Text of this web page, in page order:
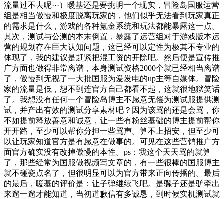
流量过不去呢···）暖基还是要挑明一个现实，冒险岛国服运营
组是相当傲慢和极度脱离玩家的，他们似乎无法看到玩家真正
的需求是什么，游戏的各种氪金系统和玩法都能暴露这一点。
其次，测试与公测的本末倒置，暴露了运营组对于游戏版本运
营的规划存在巨大认知问题，这已经可以定性为极其不专业的
体现了，我的建议是赶紧把混工资的开除吧。然后便是宣传推
广方面也做得非常离谱，本身测试资格2000个就已经相当离谱
了，傲慢到无视了一大批国服为爱发电的up主等自媒体。冒险
家的流量是低，想不到连官方自己都看不起，这就很地狱笑话
了。我想没有任何一个冒险岛博主不愿意无偿为测试服提供测
试，并产出有效的测试分享素材吧？因为该骂的还是会骂，你
不如提前释放善意和诚意，让一些有粉丝基础的博主提前帮你
开开路，至少可以帮你分担一些骂声。算不上招安，但至少可
以让玩家知道官方是有愿意在做事的。可见在这些营销推广方
面官方确实没有改掉傲慢的本性。ps：我这个天天骂的就算
了，那些经常为国服做视频写文章的，有一些很棒的国服博主
就不碰瓷点名了，但很明显可以为官方带来正向传播的。最后
的最后，暖基的评价是：让子弹继续飞吧。是骡子还是驴牵出
来遛一遛才能知道，当初道歉信有多诚恳，到时候实机测试就